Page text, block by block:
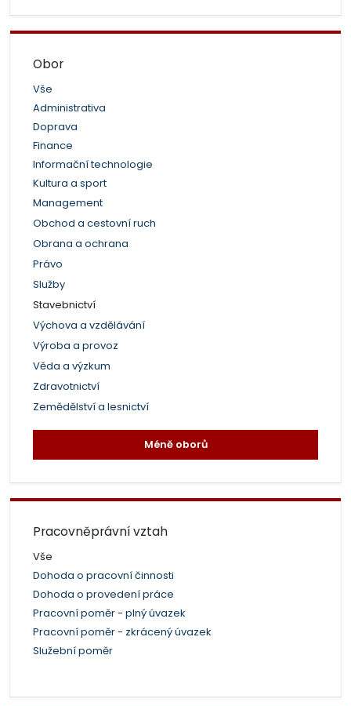
Obor
Vše
Administrativa
Doprava
Finance
Informační technologie
Kultura a sport
Management
Obchod a cestovní ruch
Obrana a ochrana
Právo
Služby
Stavebnictví
Výchova a vzdělávání
Výroba a provoz
Věda a výzkum
Zdravotnictví
Zemědělství a lesnictví
Méně oborů
Pracovněprávní vztah
Vše
Dohoda o pracovní činnosti
Dohoda o provedení práce
Pracovní poměr - plný úvazek
Pracovní poměr - zkrácený úvazek
Služební poměr